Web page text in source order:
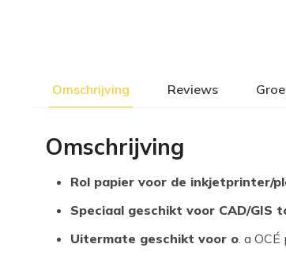
Omschrijving Reviews
Omschrijving
Rol papier voor de inkjetprinter/
Speciaal geschikt voor CAD/GIS
Uitermate geschikt voor o. a OCÉ